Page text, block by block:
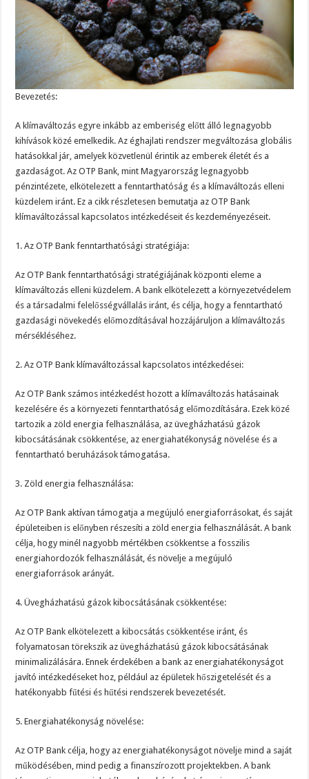
Bevezetés:
A klímaváltozás egyre inkább az emberiség előtt álló legnagyobb
kihívások közé emelkedik. Az éghajlati rendszer megváltozása globális
hatásokkal jár, amelyek közvetlenül érintik az emberek életét és a
gazdaságot. Az OTP Bank, mint Magyarország legnagyobb
pénzintézete, elkötelezett a fenntarthatóság és a klímaváltozás elleni
küzdelem iránt. Ez a cikk részletesen bemutatja az OTP Bank
klímaváltozással kapcsolatos intézkedéseit és kezdeményezéseit.
1. Az OTP Bank fenntarthatósági stratégiája:
Az OTP Bank fenntarthatósági stratégiájának központi eleme a
klímaváltozás elleni küzdelem. A bank elkötelezett a környezetvédelem
és a társadalmi felelősségvállalás iránt, és célja, hogy a fenntartható
gazdasági növekedés előmozdításával hozzájáruljon a klímaváltozás
mérsékléséhez.
2. Az OTP Bank klímaváltozással kapcsolatos intézkedései:
Az OTP Bank számos intézkedést hozott a klímaváltozás hatásainak
kezelésére és a környezeti fenntarthatóság előmozdítására. Ezek közé
tartozik a zöld energia felhasználása, az üvegházhatású gázok
kibocsátásának csökkentése, az energiahatékonyság növelése és a
fenntartható beruházások támogatása.
3. Zöld energia felhasználása:
Az OTP Bank aktívan támogatja a megújuló energiaforrásokat, és saját
épületeiben is előnyben részesíti a zöld energia felhasználását. A bank
célja, hogy minél nagyobb mértékben csökkentse a fosszilis
energiahordozók felhasználását, és növelje a megújuló
energiaforrások arányát.
4. Üvegházhatású gázok kibocsátásának csökkentése:
Az OTP Bank elkötelezett a kibocsátás csökkentése iránt, és
folyamatosan törekszik az üvegházhatású gázok kibocsátásának
minimalizálására. Ennek érdekében a bank az energiahatékonyságot
javító intézkedéseket hoz, például az épületek hőszigetelését és a
hatékonyabb fűtési és hűtési rendszerek bevezetését.
5. Energiahatékonyság növelése:
Az OTP Bank célja, hogy az energiahatékonyságot növelje mind a saját
működésében, mind pedig a finanszírozott projektekben. A bank